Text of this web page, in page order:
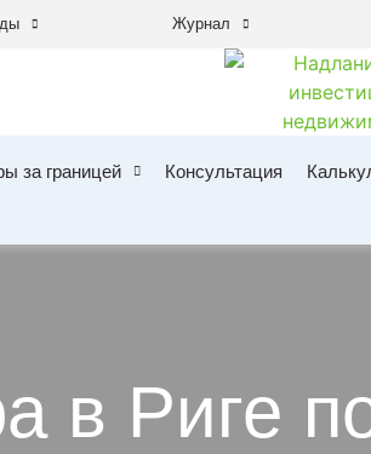
Журнал
за границей Консультация
в Риге